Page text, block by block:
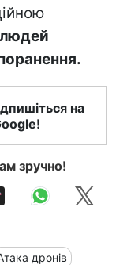
на
зручно!
дронів